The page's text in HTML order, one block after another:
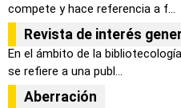
compete y hace referencia a f...
Revista de interés
En el ámbito de la
se refiere a una publ...
Aberración